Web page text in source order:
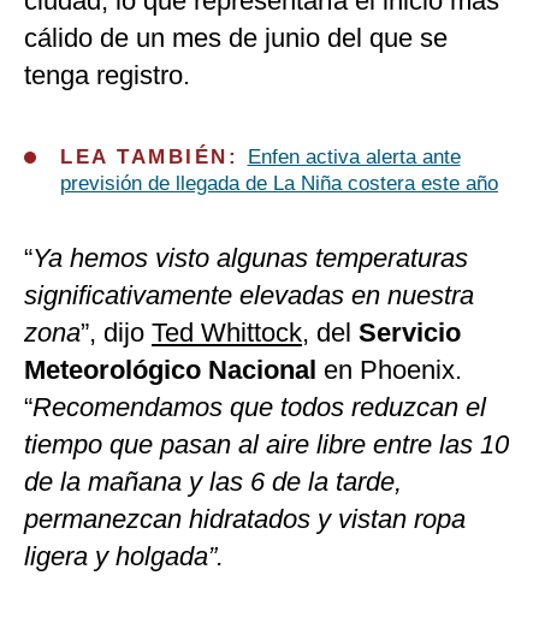
cálido de un mes de junio del que se
tenga registro.
LEA TAMBIÉN:
Enfen activa alerta ante
previsión de llegada de La Niña costera este año
“Ya hemos visto algunas temperaturas
significativamente elevadas en nuestra
zona”, dijo Ted Whittock, del Servicio
Meteorológico Nacional en Phoenix.
“Recomendamos que todos reduzcan el
tiempo que pasan al aire libre entre las 10
de la mañana y las 6 de la tarde,
permanezcan hidratados y vistan ropa
ligera y holgada”.